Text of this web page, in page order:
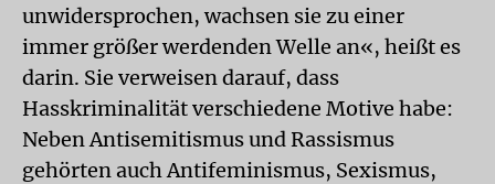
unwidersprochen, wachsen sie zu einer
immer größer werdenden Welle an«, heißt es
darin. Sie verweisen darauf, dass
Hasskriminalität verschiedene Motive habe:
Neben Antisemitismus und Rassismus
gehörten auch Antifeminismus, Sexismus,